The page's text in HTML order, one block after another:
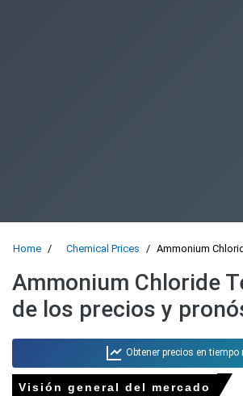
Home Chemical Prices Ammonium
Ammonium Chloride
de los precios y
Obtener precios en tiempo
Visión general del mercado